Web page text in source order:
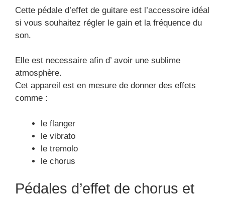
Cette pédale d’effet de guitare est l’accessoire idéal
si vous souhaitez régler le gain et la fréquence du
son.
Elle est necessaire afin d’ avoir une sublime
atmosphère.
Cet appareil est en mesure de donner des effets
comme :
le flanger
le vibrato
le tremolo
le chorus
Pédales d’effet de chorus et